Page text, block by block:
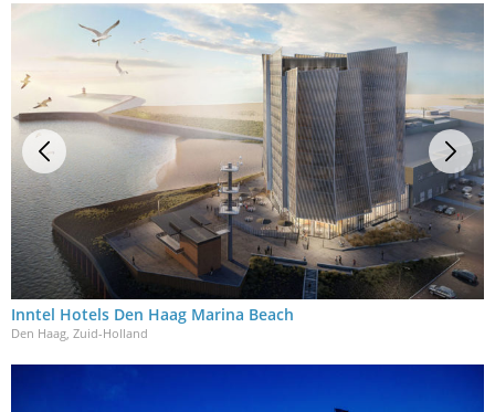
Inntel Hotels Den Haag Marina Beach
Den Haag, Zuid-Holland